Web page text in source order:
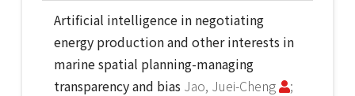
Artificial intelligence in negotiating
energy production and other interests in
marine spatial planning-managing
transparency and bias Jao, Juei-Cheng
;